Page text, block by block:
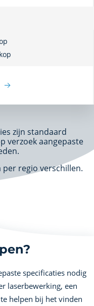
zijn standaard
verzoek aangepaste
regio verschillen.
specificaties nodig
laserbewerking, een
helpen bij het vinden